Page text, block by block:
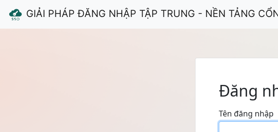
GIẢI PHÁP ĐĂNG NHẬP TẬP TRUNG - NỀN TẢNG
Đăng
Tên đăng nhập